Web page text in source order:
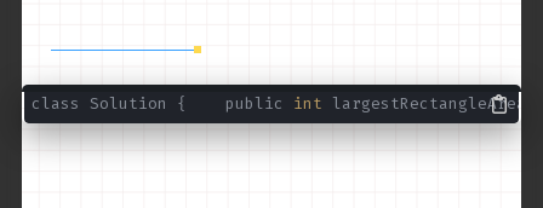
class Solution { public int largestRectangleArea(